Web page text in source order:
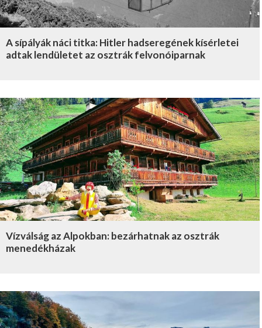
A sípályák náci titka: Hitler hadseregének kísérletei
adtak lendületet az osztrák felvonóiparnak
Vízválság az Alpokban: bezárhatnak az osztrák
menedékházak